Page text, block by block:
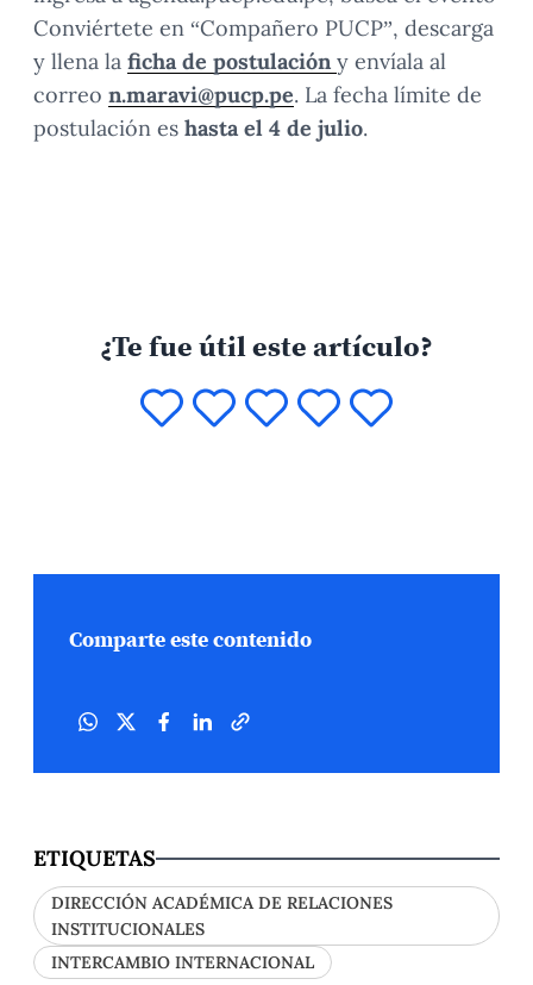
Conviértete en “Compañero PUCP”, descarga
y llena la ficha de postulación y envíala al
correo n.maravi@pucp.pe. La fecha límite de
postulación es hasta el 4 de julio.
¿Te fue útil este artículo?
Comparte este contenido
ETIQUETAS
DIRECCIÓN ACADÉMICA DE RELACIONES
INSTITUCIONALES
INTERCAMBIO INTERNACIONAL